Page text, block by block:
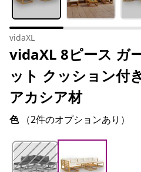
vidaXL
vidaXL 8ピース ガ
ット クッション付
アカシア材
色 （2件のオプションあり）